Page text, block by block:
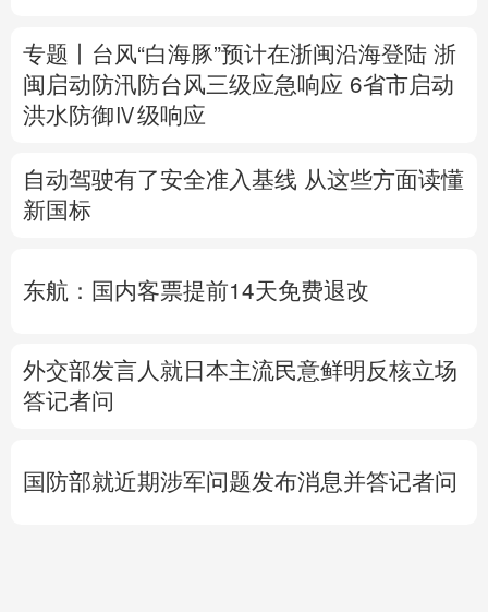
专题丨 台风“白海豚”预计在浙闽沿海登陆 浙
闽启动防汛防台风三级应急响应 6省市启动
洪水防御Ⅳ级响应
自动驾驶有了安全准入基线 从这些方面读懂
新国标
东航：国内客票提前14天免费退改
外交部发言人就日本主流民意鲜明反核立场
答记者问
国防部就近期涉军问题发布消息并答记者问